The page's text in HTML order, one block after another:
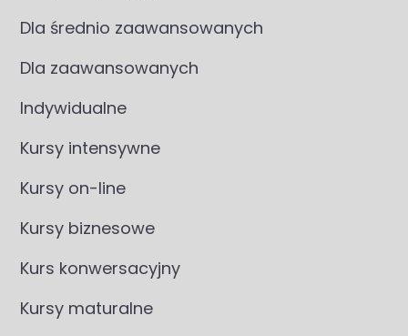
Dla średnio zaawansowanych
Dla zaawansowanych
Indywidualne
Kursy intensywne
Kursy on-line
Kursy biznesowe
Kurs konwersacyjny
Kursy maturalne